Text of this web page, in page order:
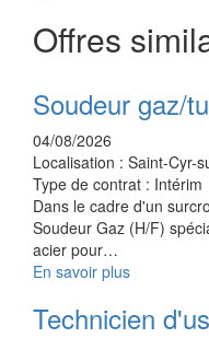
Offres
Soudeur gaz/
04/08/2026
Localisation : Saint-Cyr-
Type de contrat : Intérim
Dans le cadre d'un
Soudeur Gaz (H/F)
acier pour…
En savoir plus
Technicien